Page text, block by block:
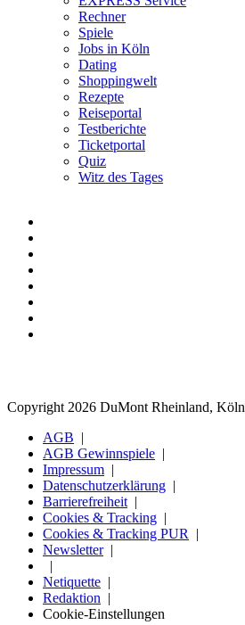
Rechner
Spiele
Jobs in Köln
Dating
Shoppingwelt
Rezepte
Reiseportal
Testberichte
Ticketportal
Quiz
Witz des Tages
Copyright 2026 DuMont Rheinland, Köln
AGB
AGB Gewinnspiele
Impressum
Datenschutzerklärung
Barrierefreiheit
Cookies & Tracking
Cookies & Tracking PUR
Newsletter
Netiquette
Redaktion
Cookie-Einstellungen